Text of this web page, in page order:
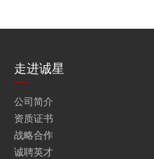
走进诚星
公司简介
资质证书
战略合作
诚聘英才